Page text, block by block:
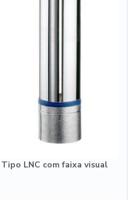
Tipo LNC com faixa visual